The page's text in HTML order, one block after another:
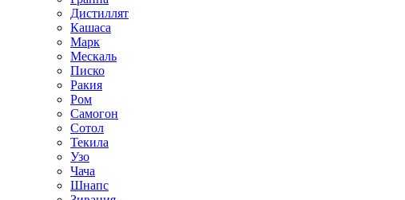
Дистиллят
Кашаса
Марк
Мескаль
Писко
Ракия
Ром
Самогон
Сотол
Текила
Узо
Чача
Шнапс